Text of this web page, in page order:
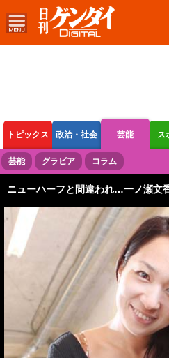
トピックス 政治・社会 芸能 ス
ボートレース 競輪 オートレース
芸能 グラビア コラム
ニューハーフと間違われ…一ノ瀬文